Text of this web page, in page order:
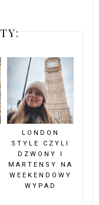
LONDON
STYLE CZYLI
DZWONY I
MARTENSY NA
WEEKENDOWY
WYPAD